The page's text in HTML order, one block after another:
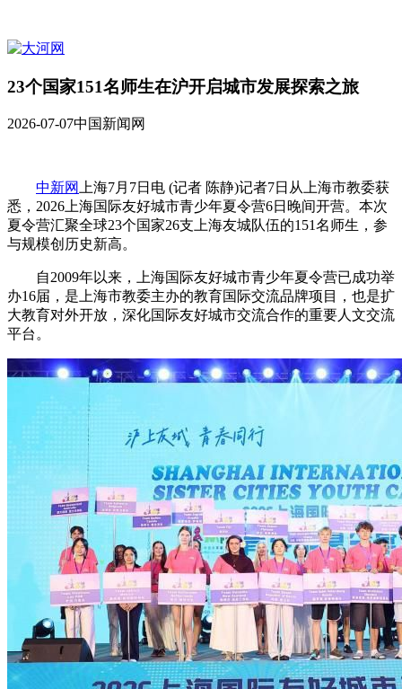
23个国家151名师生在沪开启城市发展探索之旅
2026-07-07中国新闻网
中新网上海7月7日电 (记者 陈静)记者7日从上海市教委获
悉，2026上海国际友好城市青少年夏令营6日晚间开营。本次
夏令营汇聚全球23个国家26支上海友城队伍的151名师生，参
与规模创历史新高。
自2009年以来，上海国际友好城市青少年夏令营已成功举
办16届，是上海市教委主办的教育国际交流品牌项目，也是扩
大教育对外开放，深化国际友好城市交流合作的重要人文交流
平台。